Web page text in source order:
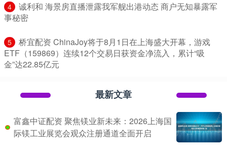
4
​诚利和 海景房直播泄露我军舰出港动态 商户无知暴露军
事秘密
5
​桥宜配资 ChinaJoy将于8月1日在上海盛大开幕，游戏
ETF（159869）连续12个交易日获资金净流入，累计“吸
金”达22.85亿元
最新文章
富鑫中证配资 聚焦镁业新未来：2026上海国
际镁工业展览会观众注册通道全面开启